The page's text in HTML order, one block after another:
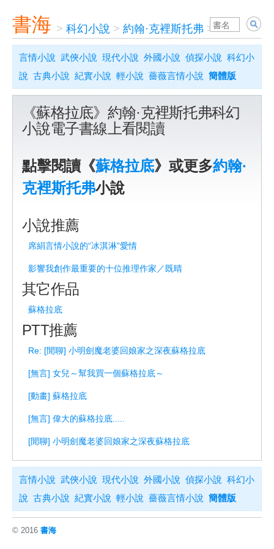
書海 > 科幻小說 > 約翰·克裡斯托弗 >蘇格拉底
言情小說 武俠小說 現代小說 外國小說 偵探小說 科幻小
說 古典小說 紀實小說 輕小說 薔薇言情小說 簡體版
《蘇格拉底》約翰·克裡斯托弗科幻
小說電子書線上看閱讀
點擊閱讀《蘇格拉底》或更多約翰·
克裡斯托弗小說
小說推薦
席絹言情小說的“冰淇淋”愛情
影響我創作最重要的十位推理作家／既晴
其它作品
蘇格拉底
PTT推薦
Re: [閒聊] 小明劍魔老婆回娘家之深夜蘇格拉底
[無言] 女兒～幫我買一個蘇格拉底～
[動畫] 蘇格拉底
[無言] 偉大的蘇格拉底.....
[閒聊] 小明劍魔老婆回娘家之深夜蘇格拉底
言情小說 武俠小說 現代小說 外國小說 偵探小說 科幻小
說 古典小說 紀實小說 輕小說 薔薇言情小說 簡體版
© 2016 書海